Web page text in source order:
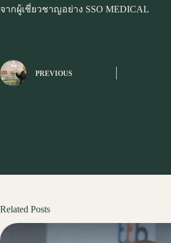
จากผู้เชี่ยวชาญอย่าง SSO MEDICAL
PREVIOUS
Related Posts